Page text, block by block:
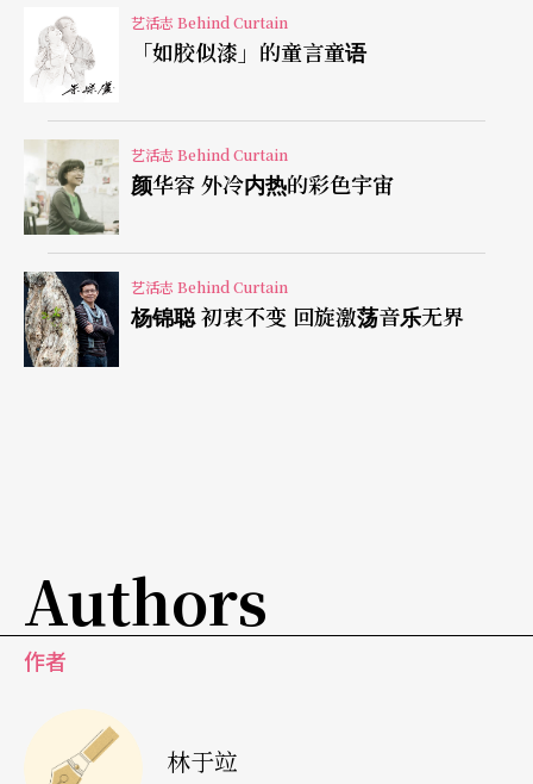
平田织佐的剧本极度写实，有种安静与冷澈的风
格，因此有人称他的戏为「安静的戏剧」。他提倡
「现代口语戏剧理论」，因为他认为日本现代戏剧
是借由西方剧本的翻译所引进，因此日本的现代戏
剧远离日本原有的语言，以概念堆砌构筑出一种特
殊的文体，形成一个「又像是日语，可是又不是日
语的奇怪的语言系统」。而日本的演员为了在舞台
上让这种「奇怪的语言系统」具有「真实性」，因
此勉强自己的自然身体，而发展出一套独自的表演
的喃喃自语、复数重叠的对话等。评论家内田洋一
用「记载五线谱上的音符」来形容平田的剧本。因
为他的剧本充满著各种记号以及数字，精准地标的
出演员的位置、台词与台词之间沉默的长度、台词
被中断的地方、或者多重台词重叠的位置等，其主
艺活志 Behind Curtain
「如胶似漆」的童言童语
艺活志 Behind Curtain
颜华容 外冷内热的彩色宇宙
艺活志 Behind Curtain
杨锦聪 初衷不变 回旋激荡音乐无界
Authors
作者
林于竝